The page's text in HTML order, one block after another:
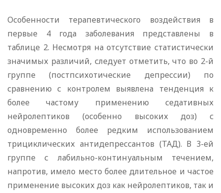
Особенности терапевтического воздействия в
первые 4 года заболевания представлены в
таблице 2. Несмотря на отсутствие статистически
значимых различий, следует отметить, что во 2-й
группе (постпсихотические депрессии) по
сравнению с контролем выявлена тенденция к
более частому применению седативных
нейролептиков (особенно высоких доз) с
одновременно более редким использованием
трициклических антидепрессантов (ТАД). В 3-ей
группе с лабильно-континуальным течением,
напротив, имело место более длительное и частое
применение высоких доз как нейролептиков, так и